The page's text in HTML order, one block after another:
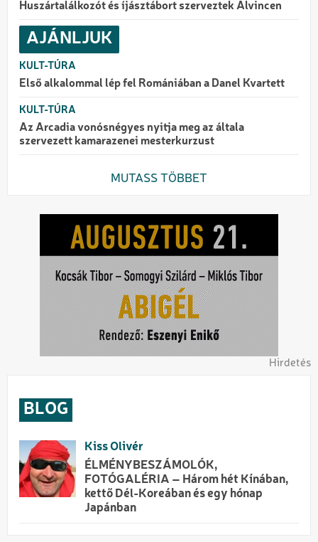
Huszártalálkozót és íjásztábort szerveztek Alvincen
AJÁNLJUK
KULT-TÚRA
Első alkalommal lép fel Romániában a Danel Kvartett
KULT-TÚRA
Az Arcadia vonósnégyes nyitja meg az általa
szervezett kamarazenei mesterkurzust
MUTASS TÖBBET
Hirdetés
BLOG
Kiss Olivér
ÉLMÉNYBESZÁMOLÓK,
FOTÓGALÉRIA – Három hét Kínában,
kettő Dél-Koreában és egy hónap
Japánban